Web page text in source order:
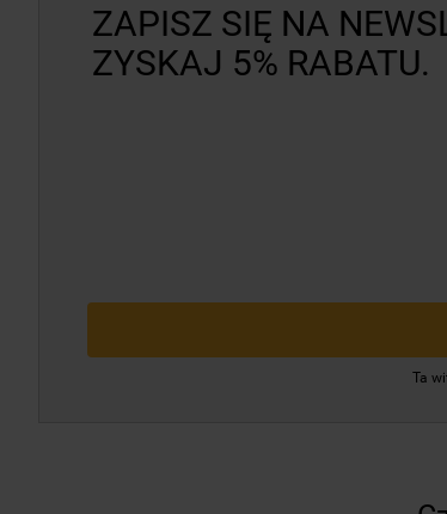
ZAPISZ SIĘ NA
ZYSKAJ 5% RABATU.
Ta